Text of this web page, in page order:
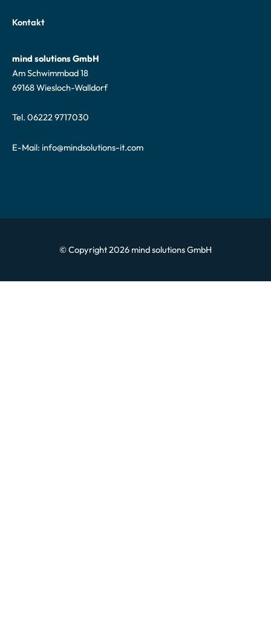
Kontakt
mind solutions GmbH
Am Schwimmbad 18
69168 Wiesloch-Walldorf
Tel. 06222 9717030
E-Mail: info@mindsolutions-it.com
© Copyright 2026 mind solutions GmbH